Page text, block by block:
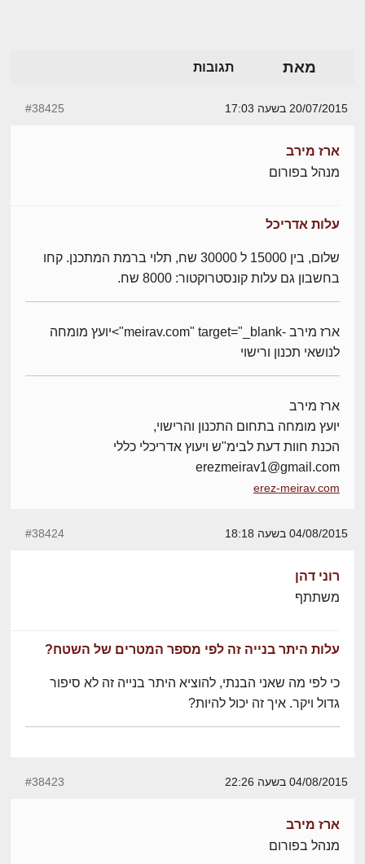
מאת תגובות
20/07/2015 בשעה 17:03 #38425
ארז מירב
מנהל בפורום
עלות אדריכל
שלום, בין 15000 ל 30000 שח, תלוי ברמת המתכנן. קחו
בחשבון גם עלות קונסטרוקטור: 8000 שח.
ארז מירב -meirav.com" target="_blank">יועץ מומחה
לנושאי תכנון ורישוי
ארז מירב
יועץ מומחה בתחום התכנון והרישוי,
הכנת חוות דעת לבימ"ש ויעוץ אדריכלי כללי
erezmeirav1@gmail.com
erez-meirav.com
04/08/2015 בשעה 18:18 #38424
רוני דהן
משתתף
עלות היתר בנייה זה לפי מספר המטרים של השטח?
כי לפי מה שאני הבנתי, להוציא היתר בנייה זה לא סיפור
גדול ויקר. איך זה יכול להיות?
04/08/2015 בשעה 22:26 #38423
ארז מירב
מנהל בפורום